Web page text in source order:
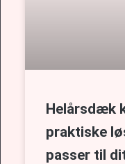
Helårsdæk
praktiske
passer til